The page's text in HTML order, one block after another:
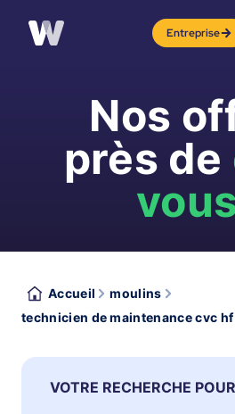
Entreprise
Nos
près de
Accueil
moulins
technicien de maintenance cvc hf
VOTRE RECHERCHE POUR